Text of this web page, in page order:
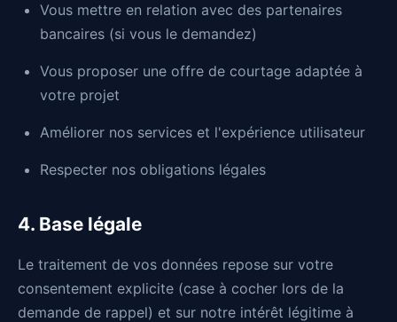
Vous mettre en relation avec des partenaires
bancaires (si vous le demandez)
Vous proposer une offre de courtage adaptée à
votre projet
Améliorer nos services et l'expérience utilisateur
Respecter nos obligations légales
4. Base légale
Le traitement de vos données repose sur votre
consentement explicite (case à cocher lors de la
demande de rappel) et sur notre intérêt légitime à